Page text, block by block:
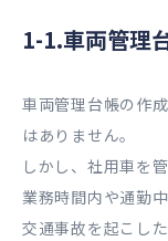
1-1.車両管理
車両管理台帳の作
はありません。
しかし、社用車を
業務時間内や通勤
交通事故を起こし